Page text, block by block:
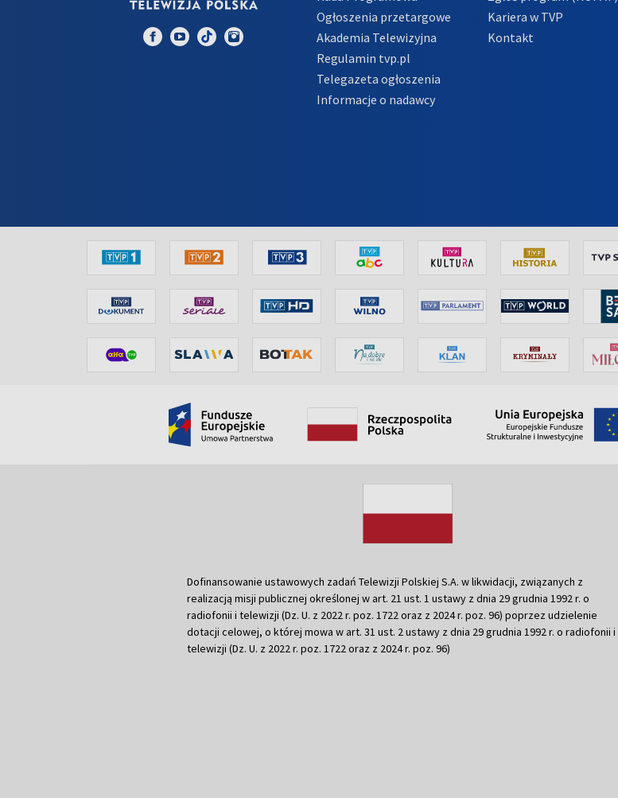
Ogłoszenia przetargowe
Akademia Telewizyjna
Regulamin tvp.pl
Telegazeta ogłoszenia
Informacje o nadawcy
Kariera w TVP
Kontakt
Dofinansowanie ustawowych zadań Telewizji Polskiej S.A. w likwidacji, związanych z
realizacją misji publicznej określonej w art. 21 ust. 1 ustawy z dnia 29 grudnia 1992 r. o
radiofonii i telewizji (Dz. U. z 2022 r. poz. 1722 oraz z 2024 r. poz. 96) poprzez udzielenie
dotacji celowej, o której mowa w art. 31 ust. 2 ustawy z dnia 29 grudnia 1992 r. o radiofonii i
telewizji (Dz. U. z 2022 r. poz. 1722 oraz z 2024 r. poz. 96)